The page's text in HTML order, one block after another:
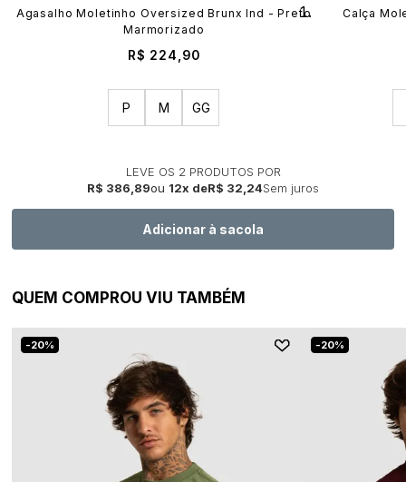
Agasalho Moletinho Oversized Brunx Ind - Preto
Marmorizado
R$ 224,90
P M GG
Calça
LEVE OS 2 PRODUTOS
R$ 386,89
12x R$ 32,24Sem juros
QUEM COMPROU VIU TAMBÉM
20% 20%